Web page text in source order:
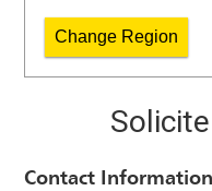
Change Region